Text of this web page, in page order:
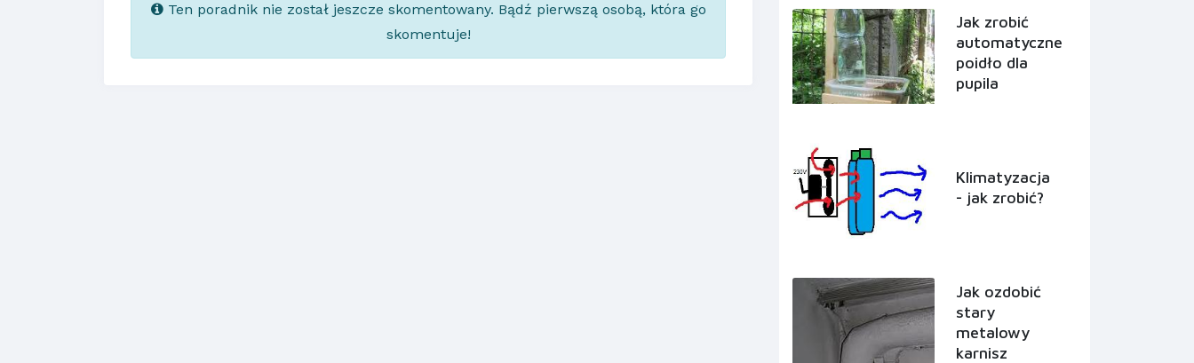
Ten poradnik nie został jeszcze skomentowany. Bądź pierwszą osobą, która go
skomentuje!
Jak zrobić
automatyczne
poidło dla
pupila
Klimatyzacja
- jak zrobić?
Jak ozdobić
stary
metalowy
karnisz